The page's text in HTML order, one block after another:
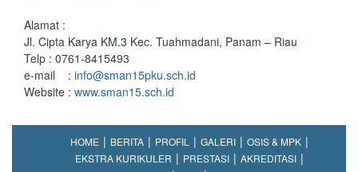
Alamat :
Jl. Cipta Karya KM.3 Kec. Tuahmadani, Panam – Riau
Telp : 0761-8415493
e-mail : info@sman15pku.sch.id
Website : www.sman15.sch.id
HOME BERITA PROFIL GALERI
OSIS & MPK
EKSTRA KURIKULER
PRESTASI
AKREDITASI